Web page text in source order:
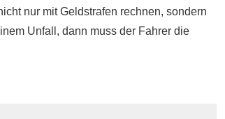
nur mit Geldstrafen rechnen, sondern
Unfall, dann muss der Fahrer die